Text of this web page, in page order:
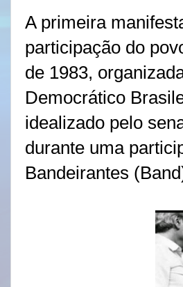
A primeira
participação do
de 1983,
Democrático
idealizado pelo
durante uma
Bandeirantes